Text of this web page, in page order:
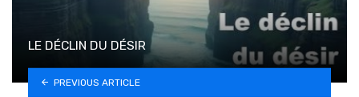
LE DÉCLIN DU DÉSIR
PREVIOUS ARTICLE